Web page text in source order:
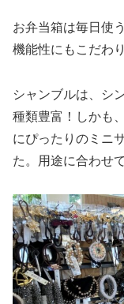
お弁当箱は毎日使
機能性にもこだわ
シャンブルは、シ
種類豊富！しかも
にぴったりのミニ
た。用途に合わせ